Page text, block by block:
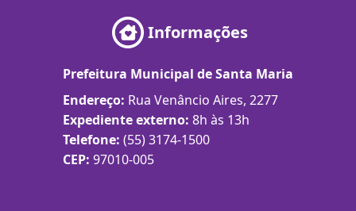
Informações
Prefeitura Municipal de Santa Maria
Endereço: Rua Venâncio Aires, 2277
Expediente externo: 8h às 13h
Telefone: (55) 3174-1500
CEP: 97010-005